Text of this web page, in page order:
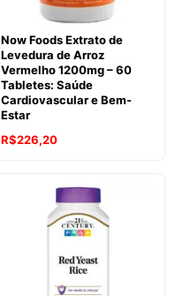
Now Foods Extrato de
Levedura de Arroz
Vermelho 1200mg – 60
Tabletes: Saúde
Cardiovascular e Bem-
Estar
R$226,20